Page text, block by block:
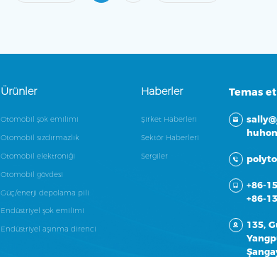
Ürünler
Otomobil şok emilimi
Otomobil sızdırmazlık
Otomobil elektroniği
Otomobil gövdesi
Güç/enerji depolama pili
Endüstriyel şok emilimi
Endüstriyel aşınma direnci
Haberler
Şirket Haberleri
Sektör Haberleri
Sergiler
Temas
+86-
+86-
135,